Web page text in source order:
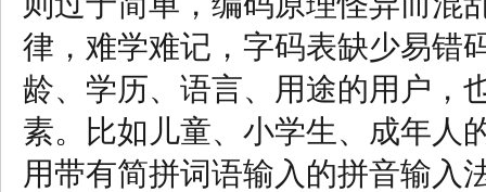
律，难学难记，字码表缺少易错
龄、学历、语言、用途的用户，
素。比如儿童、小学生、成年人
用带有简拼词语输入的拼音输入